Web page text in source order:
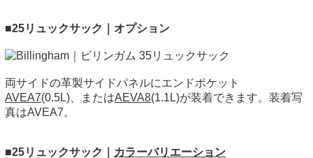
■25リュックサック｜オプション
両サイドの革製サイドパネルにエンドポケット
AVEA7(0.5L)、またはAEVA8(1.1L)が装着できます。装着写
真はAVEA7。
■25リュックサック｜ カラーバリエーション